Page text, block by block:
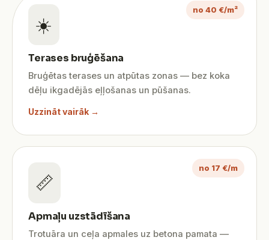
no 40 €/m²
☀️
Terases bruģēšana
Bruģētas terases un atpūtas zonas — bez koka
dēļu ikgadējās eļļošanas un pūšanas.
Uzzināt vairāk →
no 17 €/m
📏
Apmaļu uzstādīšana
Trotuāra un ceļa apmales uz betona pamata —